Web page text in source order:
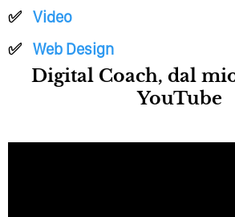
Video
Web Design
Digital Coach, dal
YouTube